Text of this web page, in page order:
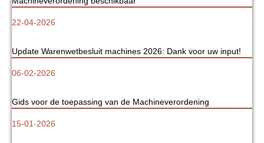
22-04-2026
Update Warenwetbesluit machines 2026: Dank voor uw input!
06-02-2026
Gids voor de toepassing van de Machineverordening
15-01-2026